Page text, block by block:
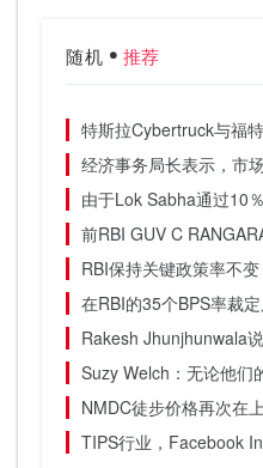
随机 推荐
特斯拉Cyber​​truck与福
经济事务局长表示，市
由于Lok Sabha通过10
前RBI GUV C
RBI保持关键政策率不
在RBI的35个BPS率裁
Rakesh Jhunjhunwala
Suzy Welch：无论他们
NMDC徒步价格再次在
TIPS行业，Facebook